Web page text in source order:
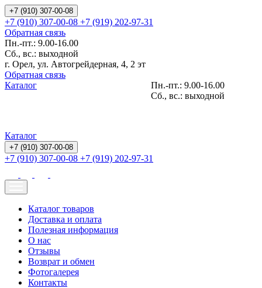
+7 (910) 307-00-08
+7 (910) 307-00-08 +7 (919) 202-97-31
Обратная связь
Пн.-пт.: 9.00-16.00
Сб., вс.: выходной
г. Орел, ул. Автогрейдерная, 4, 2 эт
Обратная связь
Пн.-пт.: 9.00-16.00
Сб., вс.: выходной
Каталог
Каталог
+7 (910) 307-00-08
+7 (910) 307-00-08 +7 (919) 202-97-31
Каталог товаров
Доставка и оплата
Полезная информация
О нас
Отзывы
Возврат и обмен
Фотогалерея
Контакты